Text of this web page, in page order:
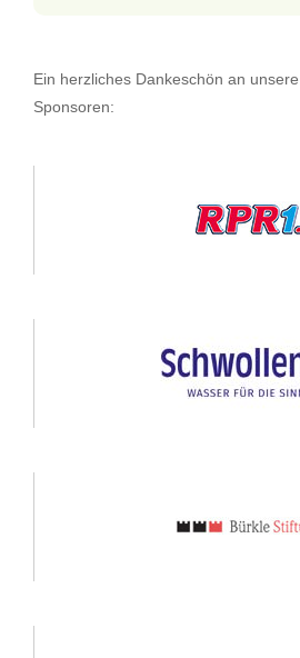
Ein herzliches Dankeschön an
Sponsoren: